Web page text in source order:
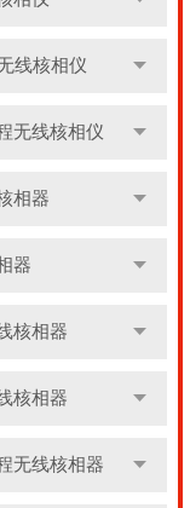
线核相仪
无线核相仪
相器
器
核相器
核相器
无线核相器